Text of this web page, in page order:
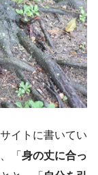
イトに書いてい
「身の丈に合っ